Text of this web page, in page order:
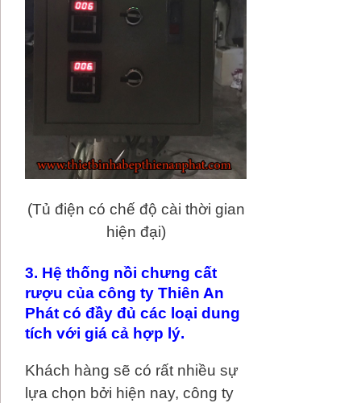
(Tủ điện có chế độ cài thời gian
hiện đại)
3. Hệ thống nồi chưng cất
rượu của công ty Thiên An
Phát có đầy đủ các loại dung
tích với giá cả hợp lý.
Khách hàng sẽ có rất nhiều sự
lựa chọn bởi hiện nay, công ty